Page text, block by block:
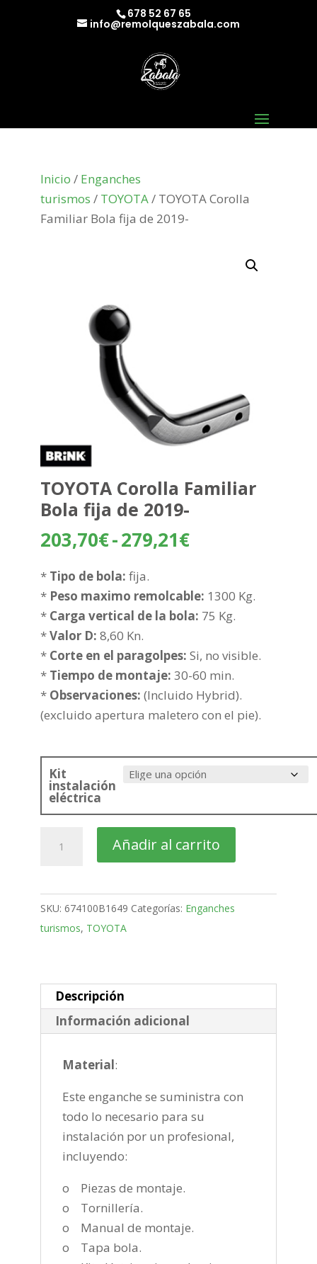
678 52 67 65
info@remolqueszabala.com
Inicio / Enganches
turismos / TOYOTA/ TOYOTA Corolla
Familiar Bola fija de 2019-
TOYOTA Corolla Familiar
Bola fija de 2019-
203,70€-279,21€Rango
desde
203,70€
279,21€
* Tipo de bola: fija.
* Peso maximo remolcable: 1300 Kg.
* Carga vertical de la bola: 75 Kg.
*Valor D: 8,60 Kn.
* Corte en el paragolpes: Si, no visible.
* Tiempo de montaje: 30-60 min.
* Observaciones: (Incluido Hybrid).
(excluido apertura maletero con el pie).
Kit
instalación
eléctrica
Corolla
Bola
fija
de
Añadir al carrito
SKU: 674100B1649 Categorías: Enganches
turismos, TOYOTA
Descripción
Información adicional
Material:
Este enganche se suministra con
todo lo necesario para su
instalación por un profesional,
incluyendo:
o Piezas de montaje.
o Tornillería.
o Manual de montaje.
o Tapa bola.